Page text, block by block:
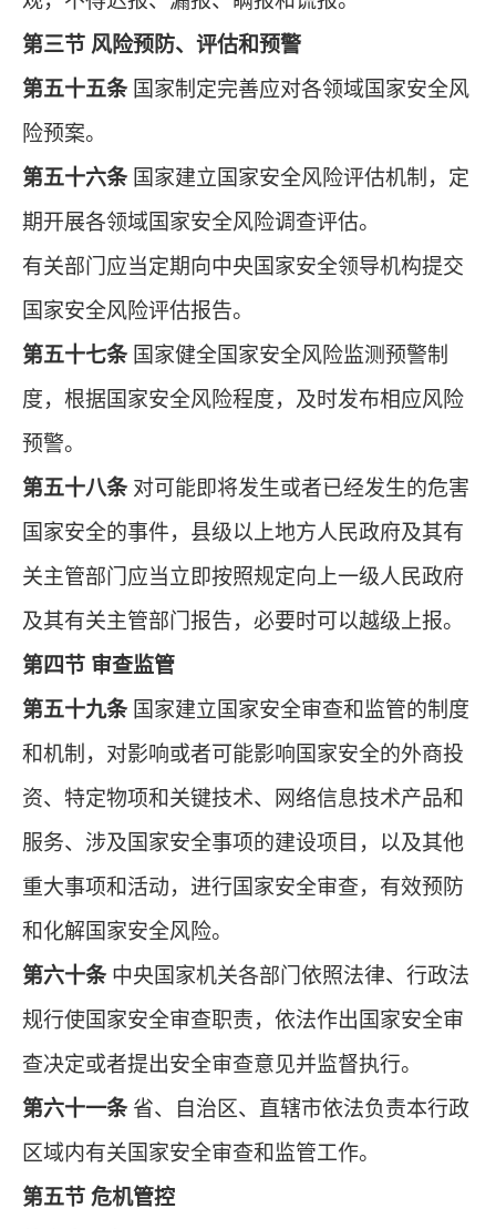
第三节 风险预防、评估和预警
第五十五条 国家制定完善应对各领域国家安全风
险预案。
第五十六条国家建立国家安全风险评估机制，定
期开展各领域国家安全风险调查评估。
有关部门应当定期向中央国家安全领导机构提交
国家安全风险评估报告。
第五十七条国家健全国家安全风险监测预警制
度，根据国家安全风险程度，及时发布相应风险
预警。
第五十八条对可能即将发生或者已经发生的危害
国家安全的事件，县级以上地方人民政府及其有
关主管部门应当立即按照规定向上一级人民政府
及其有关主管部门报告，必要时可以越级上报。
第四节 审查监管
第五十九条国家建立国家安全审查和监管的制度
和机制，对影响或者可能影响国家安全的外商投
资、特定物项和关键技术、网络信息技术产品和
服务、涉及国家安全事项的建设项目，以及其他
重大事项和活动，进行国家安全审查，有效预防
和化解国家安全风险。
第六十条中央国家机关各部门依照法律、行政法
规行使国家安全审查职责，依法作出国家安全审
查决定或者提出安全审查意见并监督执行。
第六十一条 省、自治区、直辖市依法负责本行政
区域内有关国家安全审查和监管工作。
第五节 危机管控